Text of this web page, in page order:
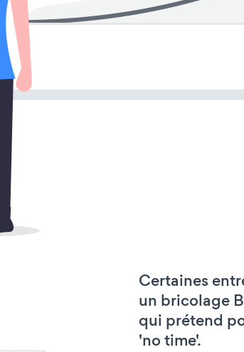
Certaines
un bricolage
qui prétend
'no time'.